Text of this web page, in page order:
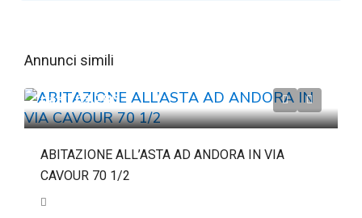
Annunci simili
da€263.286
ABITAZIONE ALL’ASTA AD ANDORA IN VIA
CAVOUR 70 1/2